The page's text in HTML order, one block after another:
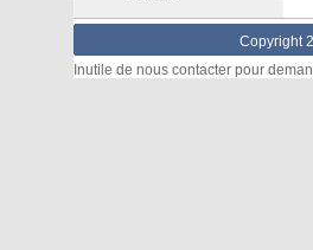
Copyright
Inutile de nous contacter pour